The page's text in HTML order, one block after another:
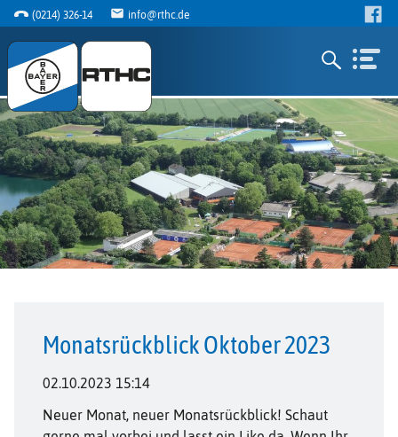
(0214) 326-14 info@rthc.de
Monatsrückblick Oktober 2023
02.10.2023 15:14
Neuer Monat, neuer Monatsrückblick! Schaut